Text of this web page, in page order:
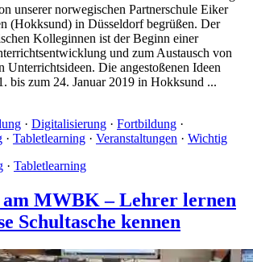
unserer norwegischen Partnerschule Eiker
(Hokksund) in Düsseldorf begrüßen. Der
Kolleginnen ist der Beginn einer
und zum Austausch von
Unterrichtsideen. Die angestoßenen Ideen
bis zum 24. Januar 2019 in Hokksund ...
· Digitalisierung · Fortbildung ·
· Tabletlearning · Veranstaltungen · Wichtig
· Tabletlearning
MWBK – Lehrer lernen
Schultasche kennen